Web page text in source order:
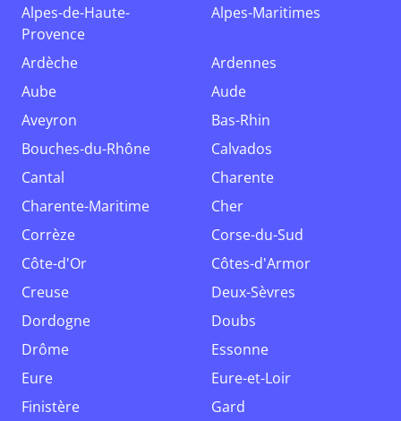
Alpes-de-Haute-
Provence
Alpes-Maritimes
Ardèche
Ardennes
Aube
Aude
Aveyron
Bas-Rhin
Bouches-du-Rhône
Calvados
Cantal
Charente
Charente-Maritime
Cher
Corrèze
Corse-du-Sud
Côte-d'Or
Côtes-d'Armor
Creuse
Deux-Sèvres
Dordogne
Doubs
Drôme
Essonne
Eure
Eure-et-Loir
Finistère
Gard